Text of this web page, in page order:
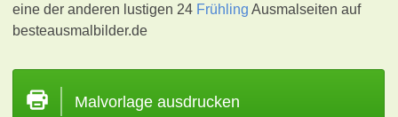
eine der anderen lustigen 24 Frühling Ausmalseiten auf
besteausmalbilder.de
Malvorlage ausdrucken